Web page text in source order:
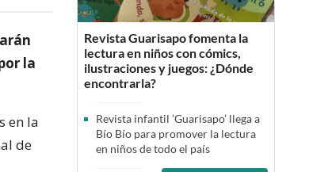
la
en la
de
Revista Guarisapo fomenta la
lectura en niños con cómics,
ilustraciones y juegos: ¿Dónde
encontrarla?
Revista infantil ’Guarisapo’ llega a
Bío Bío para promover la lectura
en niños de todo el país